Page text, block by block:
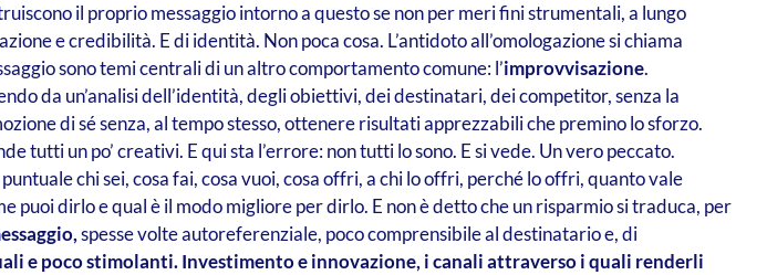
il proprio messaggio intorno a questo se non per meri fini strumentali, a lungo
e credibilità. E di identità. Non poca cosa. L’antidoto all’omologazione si chiama
sono temi centrali di un altro comportamento comune: l’improvvisazione.
da un’analisi dell’identità, degli obiettivi, dei destinatari, dei competitor, senza la
di sé senza, al tempo stesso, ottenere risultati apprezzabili che premino lo sforzo.
tutti un po’ creativi. E qui sta l’errore: non tutti lo sono. E si vede. Un vero peccato.
chi sei, cosa fai, cosa vuoi, cosa offri, a chi lo offri, perché lo offri, quanto vale
dirlo e qual è il modo migliore per dirlo. E non è detto che un risparmio si traduca, per
spesse volte autoreferenziale, poco comprensibile al destinatario e, di
e poco stimolanti. Investimento e innovazione, i canali attraverso i quali renderli